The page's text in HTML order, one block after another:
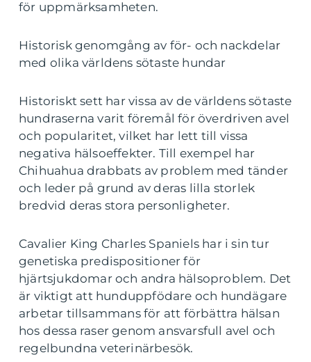
för uppmärksamheten.
Historisk genomgång av för- och nackdelar
med olika världens sötaste hundar
Historiskt sett har vissa av de världens sötaste
hundraserna varit föremål för överdriven avel
och popularitet, vilket har lett till vissa
negativa hälsoeffekter. Till exempel har
Chihuahua drabbats av problem med tänder
och leder på grund av deras lilla storlek
bredvid deras stora personligheter.
Cavalier King Charles Spaniels har i sin tur
genetiska predispositioner för
hjärtsjukdomar och andra hälsoproblem. Det
är viktigt att hunduppfödare och hundägare
arbetar tillsammans för att förbättra hälsan
hos dessa raser genom ansvarsfull avel och
regelbundna veterinärbesök.